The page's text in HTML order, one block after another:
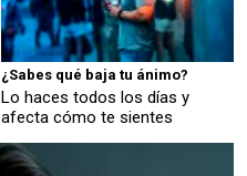
¿Sabes qué baja tu ánimo?
Lo haces todos los días y
afecta cómo te sientes